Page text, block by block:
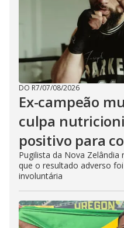
DO R7/07/08/2026
Ex-campeão
culpa
positivo para
Pugilista da Nova
que o resultado adverso
involuntária